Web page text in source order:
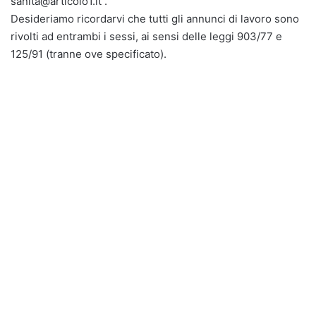
Desideriamo ricordarvi che tutti gli annunci di lavoro sono
rivolti ad entrambi i sessi, ai sensi delle leggi 903/77 e
125/91 (tranne ove specificato).